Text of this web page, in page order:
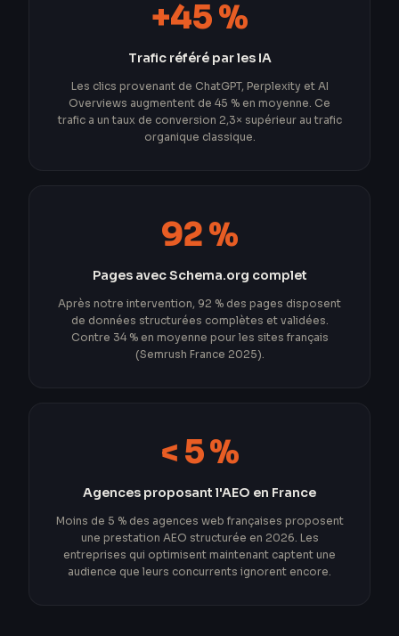
+45 %
Trafic référé par les IA
Les clics provenant de ChatGPT, Perplexity et AI
Overviews augmentent de 45 % en moyenne. Ce
trafic a un taux de conversion 2,3× supérieur au trafic
organique classique.
92 %
Pages avec Schema.org complet
Après notre intervention, 92 % des pages disposent
de données structurées complètes et validées.
Contre 34 % en moyenne pour les sites français
(Semrush France 2025).
< 5 %
Agences proposant l'AEO en France
Moins de 5 % des agences web françaises proposent
une prestation AEO structurée en 2026. Les
entreprises qui optimisent maintenant captent une
audience que leurs concurrents ignorent encore.